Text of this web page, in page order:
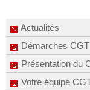
Actualités
Démarches CGT
Présentation du
Votre équipe